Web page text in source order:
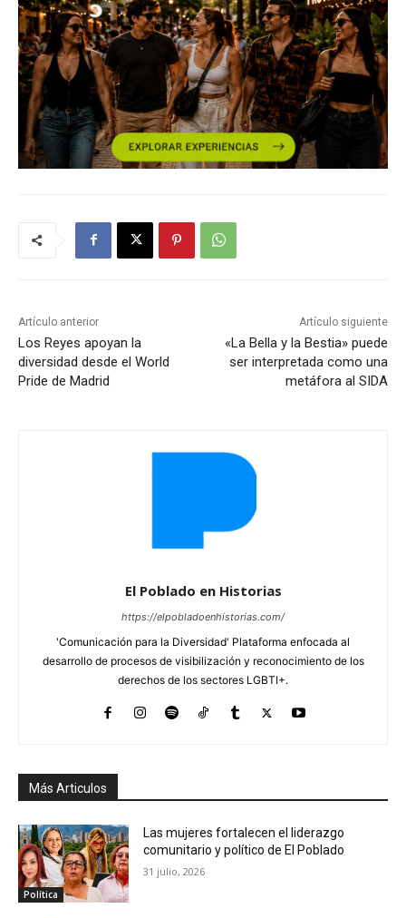
Artículo anterior
Los Reyes apoyan la
diversidad desde el World
Pride de Madrid
Artículo siguiente
«La Bella y la Bestia» puede
ser interpretada como una
metáfora al SIDA
El Poblado en Historias
https://elpobladoenhistorias.com/
'Comunicación para la Diversidad' Plataforma enfocada al
desarrollo de procesos de visibilización y reconocimiento de los
derechos de los sectores LGBTI+.
Más Articulos
Política
Las mujeres fortalecen el liderazgo
comunitario y político de El Poblado
31 julio, 2026